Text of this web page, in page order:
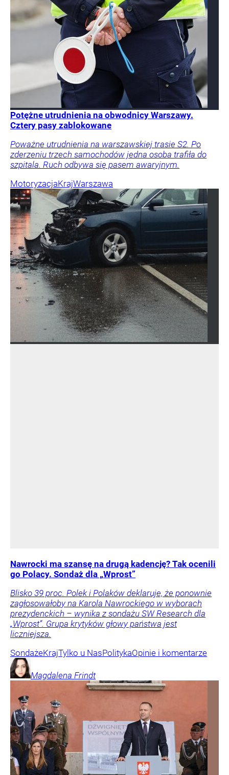
Potężne utrudnienia na obwodnicy Warszawy.
Cztery pasy zablokowane
Poważne utrudnienia na warszawskiej trasie S2. Po
zderzeniu trzech samochodów jedna osoba trafiła do
szpitala. Ruch odbywa się pasem awaryjnym.
MotoryzacjaKrajWarszawa
Nawrocki ma szansę na drugą kadencję? Tak ocenili
go Polacy. Sondaż dla „Wprost”
Blisko 39 proc. Polek i Polaków deklaruje, że ponownie
zagłosowałoby na Karola Nawrockiego w wyborach
prezydenckich – wynika z sondażu SW Research dla
„Wprost”. Grupa krytyków głowy państwa jest
liczniejsza.
SondażeKrajTylko u NasPolitykaOpinie i komentarze
Magdalena Frindt